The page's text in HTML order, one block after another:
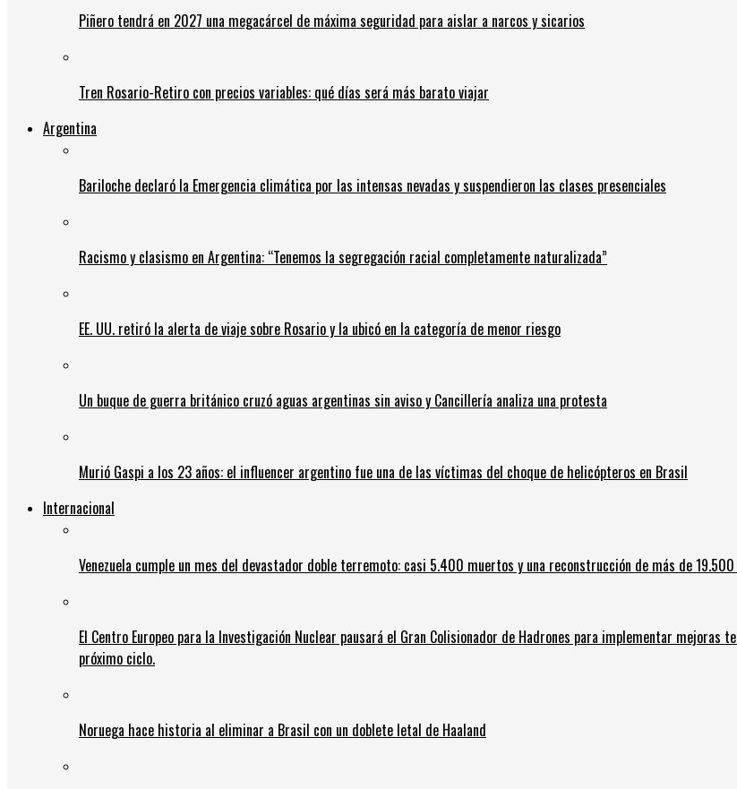
Piñero tendrá en 2027 una megacárcel de máxima seguridad para aislar a narcos y sicarios
Tren Rosario-Retiro con precios variables: qué días será más barato viajar
Argentina
Bariloche declaró la Emergencia climática por las intensas nevadas y suspendieron las clases presenciales
Racismo y clasismo en Argentina: “Tenemos la segregación racial completamente naturalizada”
EE. UU. retiró la alerta de viaje sobre Rosario y la ubicó en la categoría de menor riesgo
Un buque de guerra británico cruzó aguas argentinas sin aviso y Cancillería analiza una protesta
Murió Gaspi a los 23 años: el influencer argentino fue una de las víctimas del choque de helicópteros en Brasil
Internacional
Venezuela cumple un mes del devastador doble terremoto: casi 5.400 muertos y una reconstrucción de más de
El Centro Europeo para la Investigación Nuclear pausará el Gran Colisionador de Hadrones para implementar
próximo ciclo.
Noruega hace historia al eliminar a Brasil con un doblete letal de Haaland